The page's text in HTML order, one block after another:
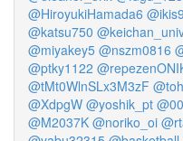
@HiroyukiHamada6
@katsu750
@miyakey5 @nszm0816
@ptky1122
@tMt0WlnSLx3M3zF
@XdpgW @yoshik_pt
@M2037K @noriko_oi